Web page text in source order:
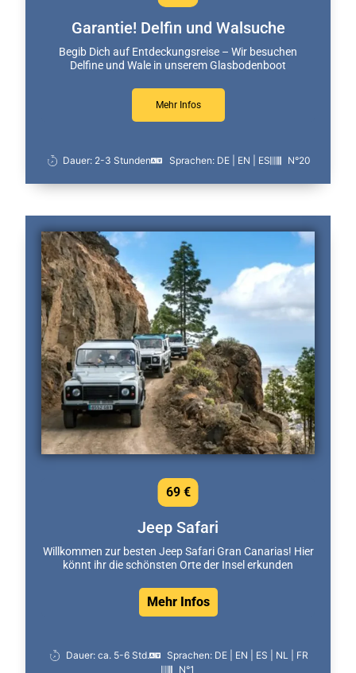
Garantie! Delfin und Walsuche
Begib Dich auf Entdeckungsreise – Wir besuchen
Delfine und Wale in unserem Glasbodenboot
Mehr Infos
Dauer: 2-3 Stunden Sprachen: DE | EN | ES N°20
Jeep Safari
Willkommen zur besten Jeep Safari Gran Canarias! Hier
könnt ihr die schönsten Orte der Insel erkunden
Mehr Infos
69 €
Dauer: ca. 5-6 Std.
Sprachen: DE | EN | ES | NL | FR
N°1